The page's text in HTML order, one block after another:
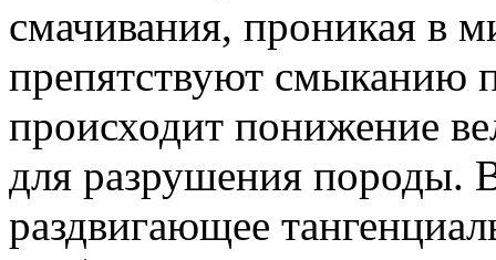
смачивания, проникая в
препятствуют смыканию
происходит понижение
для разрушения породы.
раздвигающее